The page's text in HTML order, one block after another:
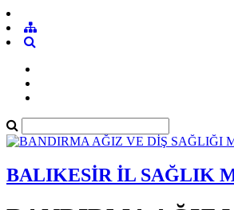
BALIKESİR İL SAĞLIK